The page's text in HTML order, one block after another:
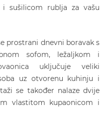
sušilicom rublja za vašu
prostrani dnevni boravak s
sofom, ležaljkom i
uključuje veliki
uz otvorenu kuhinju i
se također nalaze dvije
vlastitom kupaonicom i